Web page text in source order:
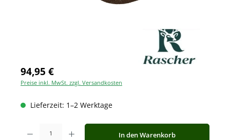
94,95 €
Preise inkl. MwSt. zzgl. Versandkosten
Lieferzeit: 1–2 Werktage
Produkt Anzahl: Gib den gewünschten Wert ein oder benutze die
In den Warenkorb